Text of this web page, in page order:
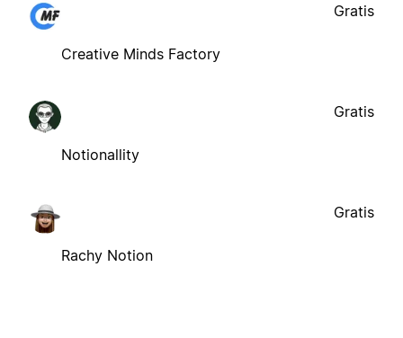
Creative Minds Factory
Gratis
Notionallity
Gratis
Rachy Notion
Gratis